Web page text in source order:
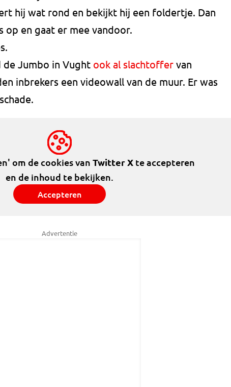
hij wat rond en bekijkt hij een foldertje. Dan
en gaat er mee vandoor.
de Jumbo in Vught ook al slachtoffer van
inbrekers een videowall van de muur. Er was
om de cookies van Twitter Xte accepteren
en de inhoud te bekijken.
Accepteren
Advertentie